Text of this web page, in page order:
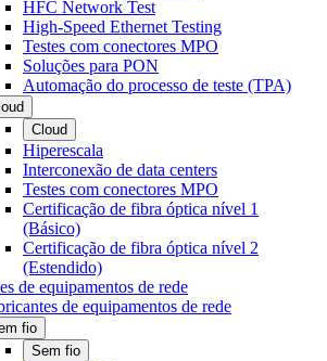
HFC Network Test
High-Speed Ethernet Testing
Testes com conectores MPO
Soluções para PON
Automação do processo de teste (TPA)
Cloud
Hiperescala
Interconexão de data centers
Testes com conectores MPO
Certificação de fibra óptica nível 1
(Básico)
Certificação de fibra óptica nível 2
(Estendido)
de equipamentos de rede
de equipamentos de rede
fio
Sem fio